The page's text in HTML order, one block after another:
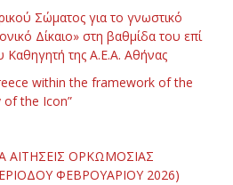
Σώματος για το γνωστικό
Δίκαιο» στη βαθμίδα του επί
Καθηγητή της Α.Ε.Α. Αθήνας
within the framework of the
of the Icon”
ΑΙΤΗΣΕΙΣ ΟΡΚΩΜΟΣΙΑΣ
ΦΕΒΡΟΥΑΡΙΟΥ 2026)